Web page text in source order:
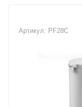
Артикул: PF28C